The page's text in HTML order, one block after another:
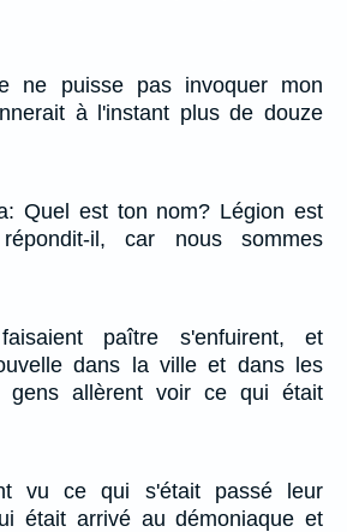
ne puisse pas invoquer mon
à l'instant plus de douze
Quel est ton nom? Légion est
il, car nous sommes
paître s'enfuirent, et
dans la ville et dans les
gens allèrent voir ce qui était
vu ce qui s'était passé leur
était arrivé au démoniaque et